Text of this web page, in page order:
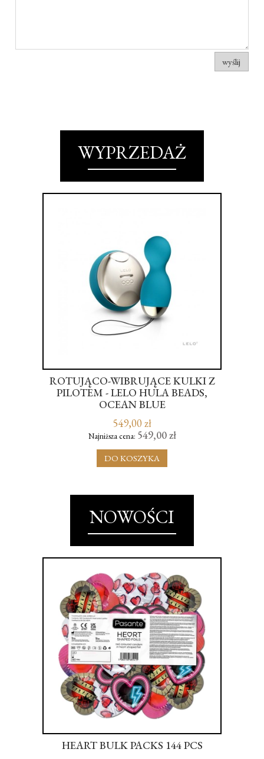
wyślij
WYPRZEDAŻ
ROTUJĄCO-WIBRUJĄCE KULKI Z
PILOTEM - LELO HULA BEADS,
OCEAN BLUE
549,00 zł
Najniższa cena: 549,00 zł
DO KOSZYKA
NOWOŚCI
HEART BULK PACKS 144 PCS